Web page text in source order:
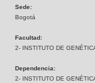
Sede:
Bogotá
Facultad:
2- INSTITUTO DE
Dependencia:
2- INSTITUTO DE